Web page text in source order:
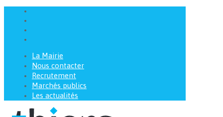
La Mairie
Nous contacter
Recrutement
Marchés publics
Les actualités